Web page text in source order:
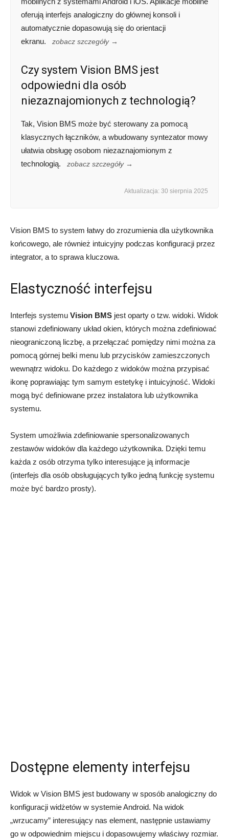
oferują interfejs analogiczny do głównej konsoli i
automatycznie dopasowują się do orientacji
ekranu.
zobacz szczegóły →
Czy system Vision BMS jest
odpowiedni dla osób
niezaznajomionych z technologią?
Tak, Vision BMS może być sterowany za pomocą
klasycznych łączników, a wbudowany syntezator mowy
ułatwia obsługę osobom niezaznajomionym z
technologią.
zobacz szczegóły →
Aktualizacja: 30 sierpnia 2025
Vision BMS to system łatwy do zrozumienia dla użytkownika
końcowego, ale również intuicyjny podczas konfiguracji przez
integrator, a to sprawa kluczowa.
Elastyczność interfejsu
Interfejs systemu Vision BMS jest oparty o tzw. widoki. Widok
stanowi zdefiniowany układ okien, których można zdefiniować
nieograniczoną liczbę, a przełączać pomiędzy nimi można za
pomocą górnej belki menu lub przycisków zamieszczonych
wewnątrz widoku. Do każdego z widoków można przypisać
ikonę poprawiając tym samym estetykę i intuicyjność. Widoki
mogą być definiowane przez instalatora lub użytkownika
systemu.
System umożliwia zdefiniowanie spersonalizowanych
zestawów widoków dla każdego użytkownika. Dzięki temu
każda z osób otrzyma tylko interesujące ją informacje
(interfejs dla osób obsługujących tylko jedną funkcję systemu
może być bardzo prosty).
Dostępne elementy interfejsu
Widok w Vision BMS jest budowany w sposób analogiczny do
konfiguracji widżetów w systemie Android. Na widok
„wrzucamy” interesujący nas element, następnie ustawiamy
go w odpowiednim miejscu i dopasowujemy właściwy rozmiar.